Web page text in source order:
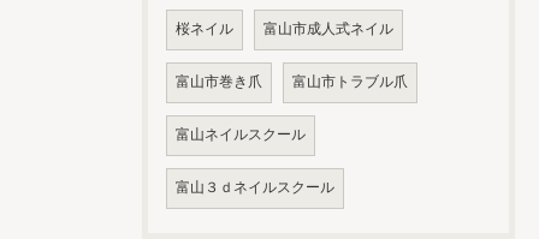
桜ネイル 富山市成人式ネイル
富山市巻き爪 富山市トラブル爪
富山ネイルスクール
富山３ｄネイルスクール